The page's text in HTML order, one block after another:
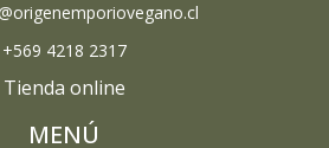
+569 4218 2317
Tienda online
MENÚ